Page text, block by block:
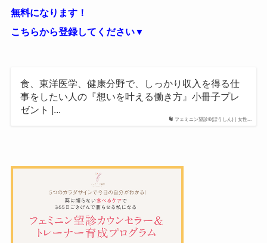
無料になります！
こちらから登録してください▼
フェミニン望診®(ぼうしん) | 女性...
食、東洋医学、健康分野で、しっかり収入を得る仕
事をしたい人の『想いを叶える働き方』小冊子プレ
ゼント |...